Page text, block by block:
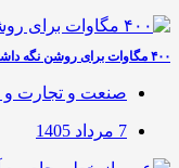
۴۰۰ مگاوات برای روشن نگه داشتن چراغ کسب‌وکار‌ها
صنعت و تجارت
7 مرداد 1405